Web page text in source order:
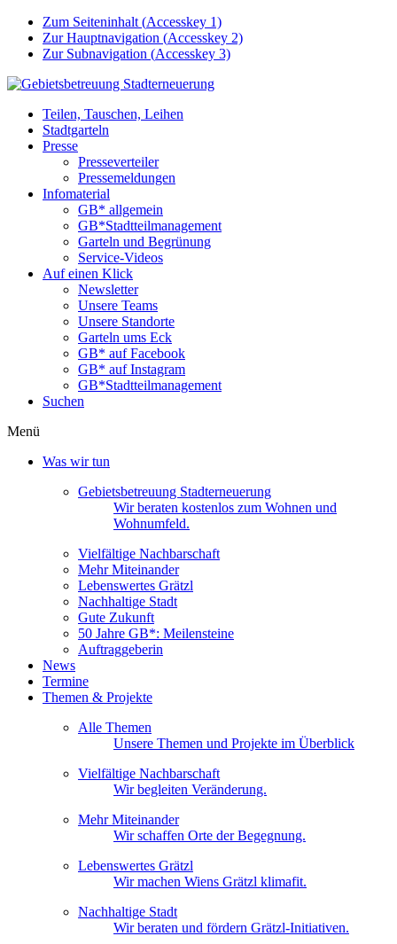
Zum Seiteninhalt (Accesskey 1)
Zur Hauptnavigation (Accesskey 2)
Zur Subnavigation (Accesskey 3)
Teilen, Tauschen, Leihen
Stadtgarteln
Presse
Presseverteiler
Pressemeldungen
Infomaterial
GB* allgemein
GB*Stadtteilmanagement
Garteln und Begrünung
Service-Videos
Auf einen Klick
Newsletter
Unsere Teams
Unsere Standorte
Garteln ums Eck
GB* auf Facebook
GB* auf Instagram
GB*Stadtteilmanagement
Suchen
Menü
Was wir tun
Gebietsbetreuung Stadterneuerung
Wir beraten kostenlos zum Wohnen und
Wohnumfeld.
Vielfältige Nachbarschaft
Mehr Miteinander
Lebenswertes Grätzl
Nachhaltige Stadt
Gute Zukunft
50 Jahre GB*: Meilensteine
Auftraggeberin
News
Termine
Themen & Projekte
Alle Themen
Unsere Themen und Projekte im Überblick
Vielfältige Nachbarschaft
Wir begleiten Veränderung.
Mehr Miteinander
Wir schaffen Orte der Begegnung.
Lebenswertes Grätzl
Wir machen Wiens Grätzl klimafit.
Nachhaltige Stadt
Wir beraten und fördern Grätzl-Initiativen.